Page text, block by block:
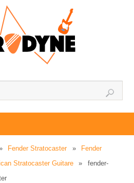
Fender Stratocaster »
Fender
Stratocaster Guitare
»
fender-